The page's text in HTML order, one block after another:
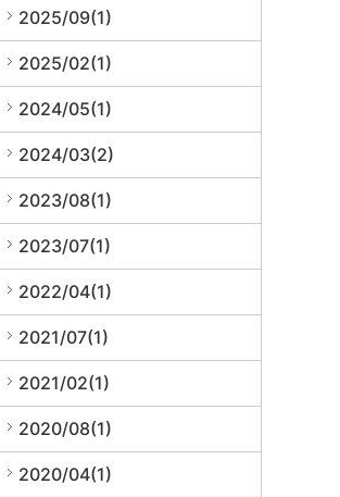
2025/09(1)
2025/02(1)
2024/05(1)
2024/03(2)
2023/08(1)
2023/07(1)
2022/04(1)
2021/07(1)
2021/02(1)
2020/08(1)
2020/04(1)